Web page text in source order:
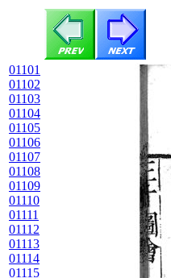
01101
01102
01103
01104
01105
01106
01107
01108
01109
01110
01111
01112
01113
01114
01115